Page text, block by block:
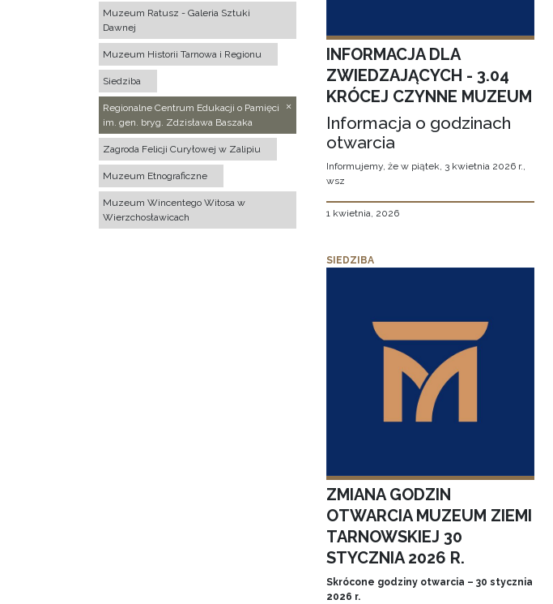
Muzeum Ratusz - Galeria Sztuki
Dawnej
Muzeum Historii Tarnowa i Regionu
Siedziba
Regionalne Centrum Edukacji o Pamięci
im. gen. bryg. Zdzisława Baszaka
Zagroda Felicji Curyłowej w Zalipiu
Muzeum Etnograficzne
Muzeum Wincentego Witosa w
Wierzchosławicach
INFORMACJA DLA
ZWIEDZAJĄCYCH - 3.04
KRÓCEJ CZYNNE MUZEUM
Informacja o godzinach
otwarcia
Informujemy, że w piątek, 3 kwietnia 2026 r.,
wsz
1 kwietnia, 2026
SIEDZIBA
ZMIANA GODZIN
OTWARCIA MUZEUM ZIEMI
TARNOWSKIEJ 30
STYCZNIA 2026 R.
Skrócone godziny otwarcia – 30 stycznia
2026 r.